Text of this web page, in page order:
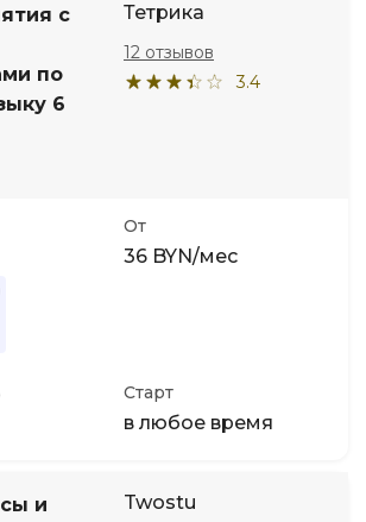
с
по
6
Тетрика
3.4
12 отзывов
От
36 BYN/мес
Старт
в любое время
и
Twostu